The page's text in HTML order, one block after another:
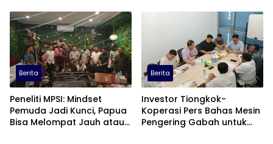
Berita
Peneliti MPSI: Mindset
Pemuda Jadi Kunci, Papua
Bisa Melompat Jauh atau
Berita
Investor Tiongkok-
Koperasi Pers Bahas Mesin
Pengering Gabah untuk